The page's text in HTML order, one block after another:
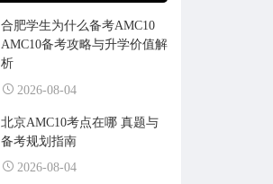
合肥学生为什么备考AMC10
AMC10备考攻略与升学价值解
析
2026-08-04
北京AMC10考点在哪 真题与
备考规划指南
2026-08-04